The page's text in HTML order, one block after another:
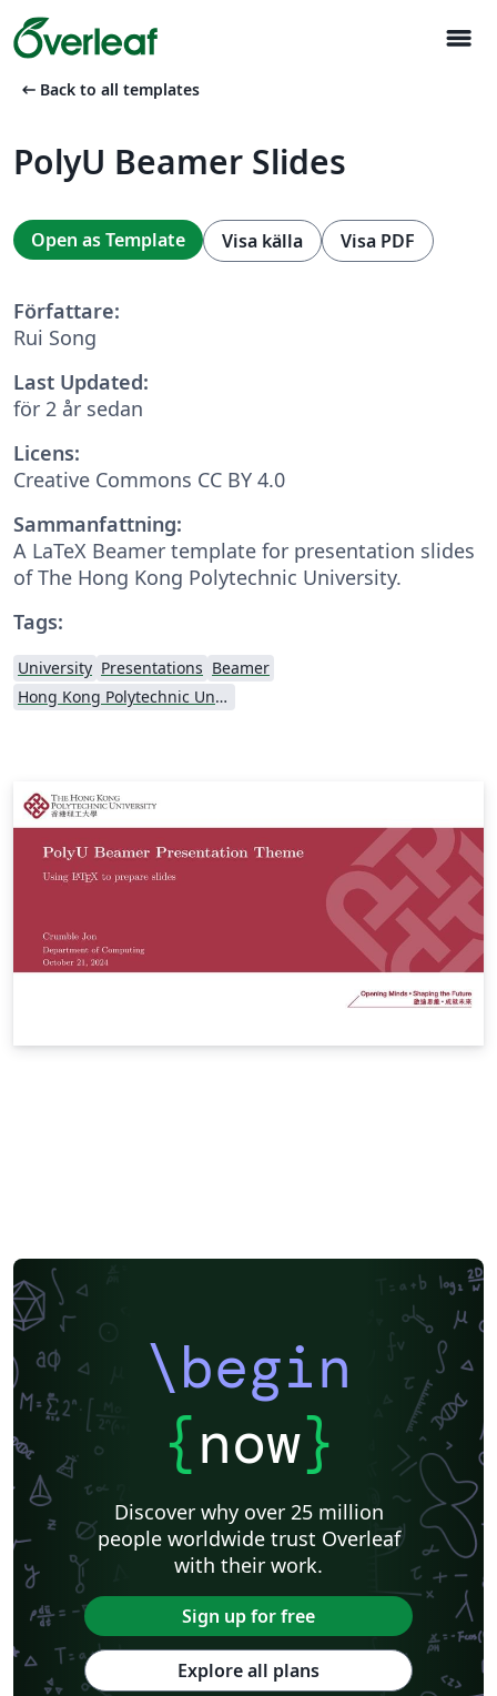
menu
arrow_left_alt Back to all templates
PolyU Beamer Slides
Open as Template Visa källa Visa PDF
Författare:
Rui Song
Last Updated:
för 2 år sedan
Licens:
Creative Commons CC BY 4.0
Sammanfattning:
A LaTeX Beamer template for presentation slides
of The Hong Kong Polytechnic University.
Tags:
University Presentations Beamer
Hong Kong Polytechnic University
\begin
{now}
Discover why over 25 million
people worldwide trust Overleaf
with their work.
Sign up for free
Explore all plans